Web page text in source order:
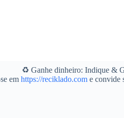
♻️ Ganhe dinheiro: Indique &
em https://reciklado.come convide